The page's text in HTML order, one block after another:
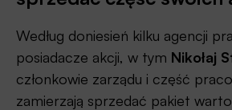
Według doniesień kilku agencji
posiadacze akcji, w tym Nikołaj
członkowie zarządu i część
zamierzają sprzedać pakiet